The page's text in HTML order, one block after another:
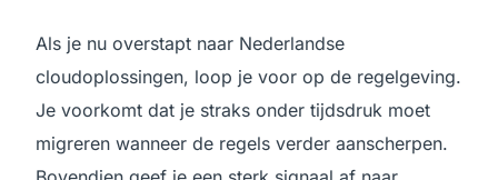
Als je nu overstapt naar Nederlandse
cloudoplossingen, loop je voor op de regelgeving.
Je voorkomt dat je straks onder tijdsdruk moet
migreren wanneer de regels verder aanscherpen.